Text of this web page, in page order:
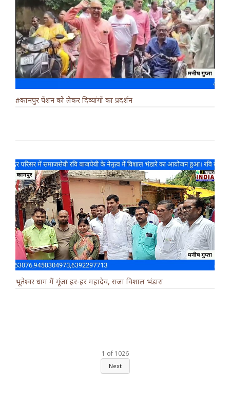
#कानपुर पेंशन को लेकर दिव्यांगों का प्रदर्शन
भूतेश्वर धाम में गूंजा हर-हर महादेव, सजा विशाल भंडारा
1 of 1026
Next